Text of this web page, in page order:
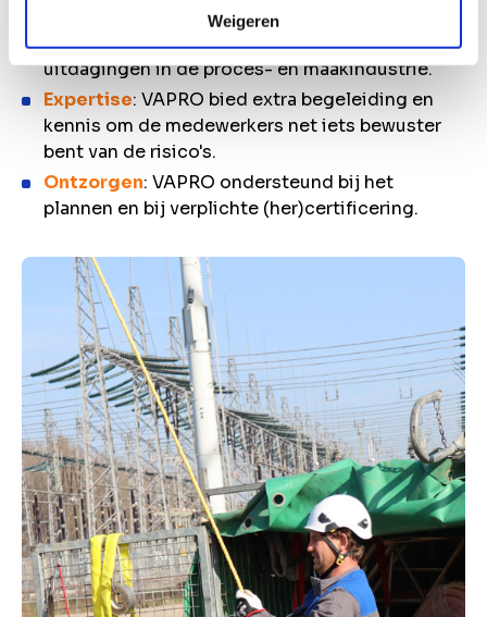
Weigeren
de theorie direct toe te passen op de werkvloer.
Cultural fit: Speciaal afgestemd op de
uitdagingen in de proces- en maakindustrie.
Expertise: VAPRO bied extra begeleiding en
kennis om de medewerkers net iets bewuster
bent van de risico's.
Ontzorgen: VAPRO ondersteund bij het
plannen en bij verplichte (her)certificering.